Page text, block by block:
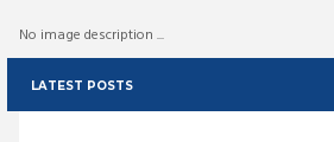
No image description ...
LATEST POSTS